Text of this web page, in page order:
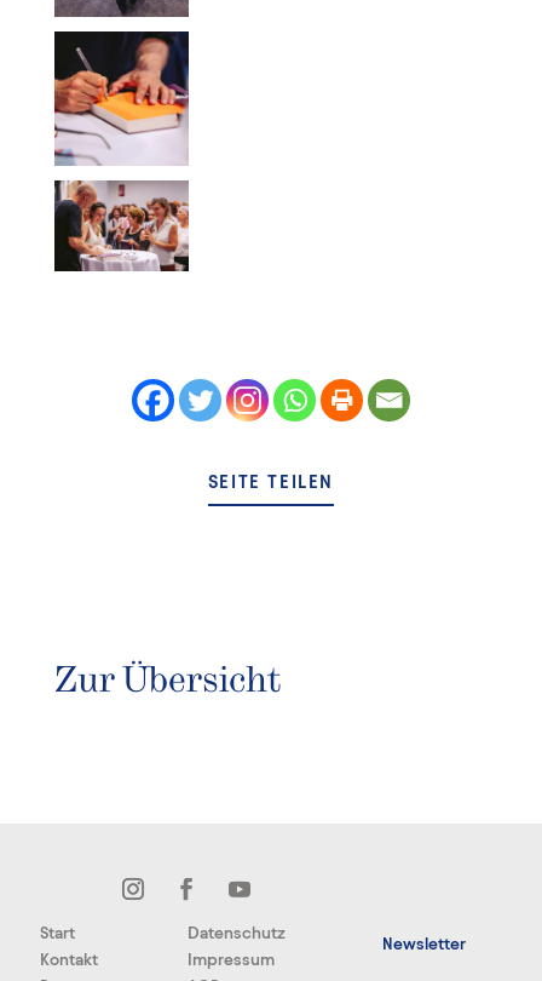
SEITE TEILEN
Zur Übersicht
Start
Kontakt
Datenschutz
Impressum
Newsletter